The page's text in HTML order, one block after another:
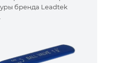
бренда Leadtek